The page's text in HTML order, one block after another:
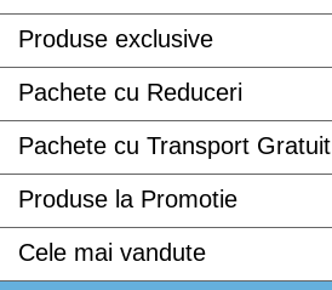
Produse exclusive
Pachete cu Reduceri
Pachete cu Transport Gratuit
Produse la Promotie
Cele mai vandute